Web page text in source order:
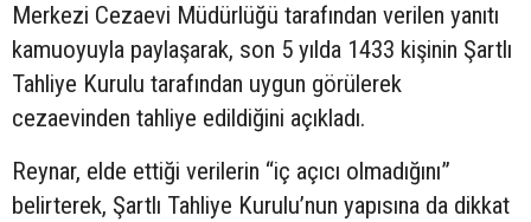
Merkezi Cezaevi Müdürlüğü tarafından verilen yanıtı
kamuoyuyla paylaşarak, son 5 yılda 1433 kişinin Şartlı
Tahliye Kurulu tarafından uygun görülerek
cezaevinden tahliye edildiğini açıkladı.
Reynar, elde ettiği verilerin “iç açıcı olmadığını”
belirterek, Şartlı Tahliye Kurulu’nun yapısına da dikkat